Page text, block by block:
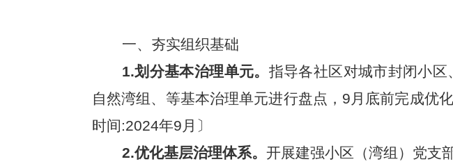
一、夯实组织基础
1.划分基本治理单元。 指导各社区对城市封闭小区
自然湾组、等基本治理单元进行盘点，9月底前完成优
时间:2024年9月〕
2.优化基层治理体系。 开展建强小区（湾组）党支